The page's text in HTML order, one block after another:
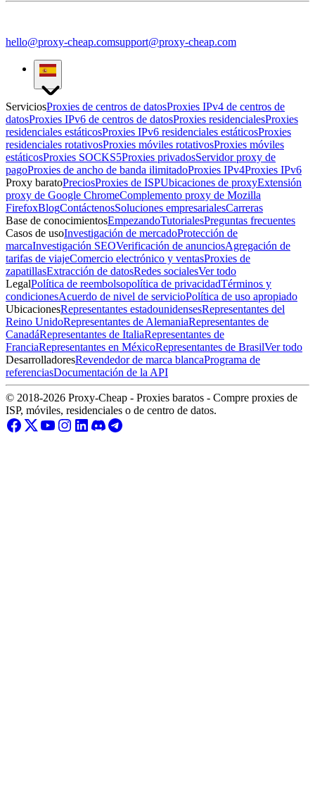
hello@proxy-cheap.comsupport@proxy-cheap.com
ServiciosProxies de centros de datosProxies IPv4 de centros de
datosProxies IPv6 de centros de datosProxies residencialesProxies
residenciales estáticosProxies IPv6 residenciales estáticosProxies
residenciales rotativosProxies móviles rotativosProxies móviles
estáticosProxies SOCKS5Proxies privadosServidor proxy de
pagoProxies de ancho de banda ilimitadoProxies IPv4Proxies IPv6
Proxy baratoPreciosProxies de ISPUbicaciones de proxyExtensión
proxy de Google ChromeComplemento proxy de Mozilla
FirefoxBlogContáctenosSoluciones empresarialesCarreras
Base de conocimientosEmpezandoTutorialesPreguntas frecuentes
Casos de usoInvestigación de mercadoProtección de
marcaInvestigación SEOVerificación de anunciosAgregación de
tarifas de viajeComercio electrónico y ventasProxies de
zapatillasExtracción de datosRedes socialesVer todo
LegalPolítica de reembolsopolítica de privacidadTérminos y
condicionesAcuerdo de nivel de servicioPolítica de uso apropiado
UbicacionesRepresentantes estadounidensesRepresentantes del
Reino UnidoRepresentantes de AlemaniaRepresentantes de
CanadáRepresentantes de ItaliaRepresentantes de
FranciaRepresentantes en MéxicoRepresentantes de BrasilVer todo
DesarrolladoresRevendedor de marca blancaPrograma de
referenciasDocumentación de la API
© 2018-2026 Proxy-Cheap - Proxies baratos - Compre proxies de
ISP, móviles, residenciales o de centro de datos.